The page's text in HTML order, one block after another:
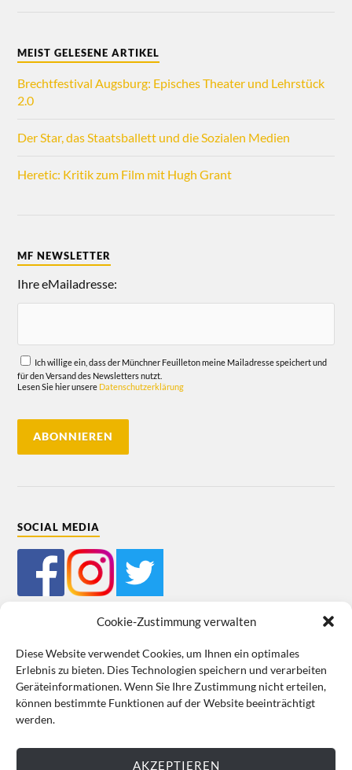
Cookie-Zustimmung verwalten
Diese Website verwendet Cookies, um Ihnen ein optimales
Erlebnis zu bieten. Dies Technologien speichern und verarbeiten
Geräteinformationen. Wenn Sie Ihre Zustimmung nicht erteilen,
können bestimmte Funktionen auf der Website beeinträchtigt
werden.
AKZEPTIEREN
MEIST GELESENE ARTIKEL
Brechtfestival Augsburg: Episches Theater und Lehrstück
2.0
Der Star, das Staatsballett und die Sozialen Medien
Heretic: Kritik zum Film mit Hugh Grant
MF NEWSLETTER
Ihre eMailadresse:
Ich willige ein, dass der Münchner Feuilleton meine Mailadresse speichert und
für den Versand des Newsletters nutzt.
Lesen Sie hier unsere Datenschutzerklärung
SOCIAL MEDIA
Mein Bestellkonto Kundeninformationen Datenschutz
Cookie-Richtlinie (EU) Impressum
VERTRAG WIDERRUFEN